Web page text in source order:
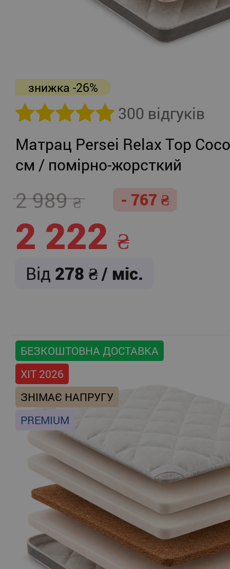
знижка -26%
300 відгуків
Матрац Persei Relax Top
см / помірно-жорсткий
2 989 - 767
2 222
Від 278 / міс.
БЕЗКОШТОВНА ДОСТАВКА
ХІТ 2026
ЗНІМАЄ НАПРУГУ
PREMIUM